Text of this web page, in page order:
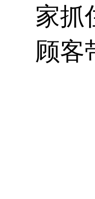
家抓
顾客